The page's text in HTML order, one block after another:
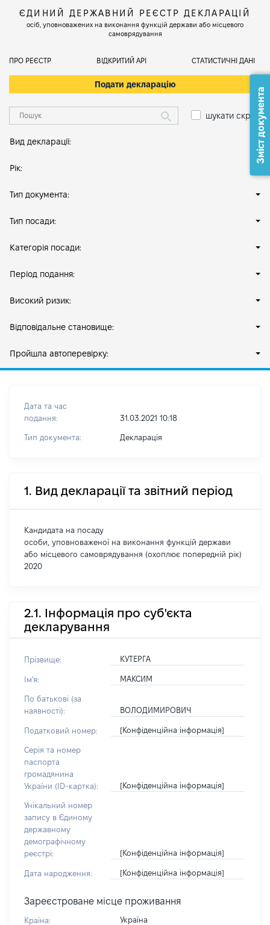
ЄДИНИЙ ДЕРЖАВНИЙ РЕЄСТР ДЕКЛАРАЦІЙ
осіб, уповноважених на виконання функцій держави або місцевого
самоврядування
ПРО РЕЄСТР ВІДКРИТИЙ АРІ СТАТИСТИЧНІ ДАНІ
Подати декларацію
шукати скрізь
Вид декларації:
Рік:
Тип документа:
Тип посади:
Категорія посади:
Період подання:
Високий ризик:
Відповідальне становище:
Пройшла автоперевірку:
Дата та час
подання:
31.03.2021 10:18
Тип документа: Декларація
1. Вид декларації та звітний період
Кандидата на посаду
особи, уповноваженої на виконання функцій держави
або місцевого самоврядування (охоплює попередній рік)
2020
2.1. Інформація про суб'єкта
декларування
Прізвище: КУТЕРГА
Ім'я: МАКСИМ
По батькові (за
наявності):
ВОЛОДИМИРОВИЧ
Податковий номер: [Конфіденційна інформація]
Серія та номер
паспорта
громадянина
України (ID-картка):
[Конфіденційна інформація]
Унікальний номер
запису в Єдиному
державному
демографічному
реєстрі:
[Конфіденційна інформація]
Дата народження: [Конфіденційна інформація]
Зареєстроване місце проживання
Країна: Україна
Зміст документа